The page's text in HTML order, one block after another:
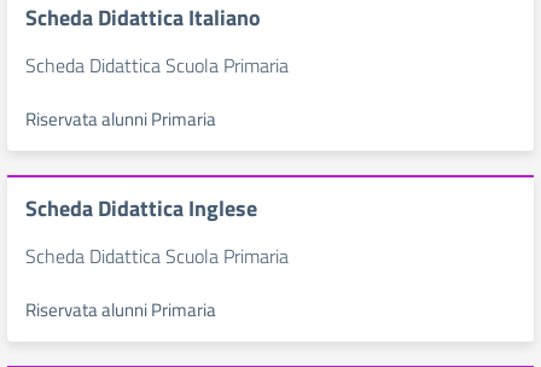
Scheda Didattica Italiano
Scheda Didattica Scuola Primaria
Riservata alunni Primaria
Scheda Didattica Inglese
Scheda Didattica Scuola Primaria
Riservata alunni Primaria